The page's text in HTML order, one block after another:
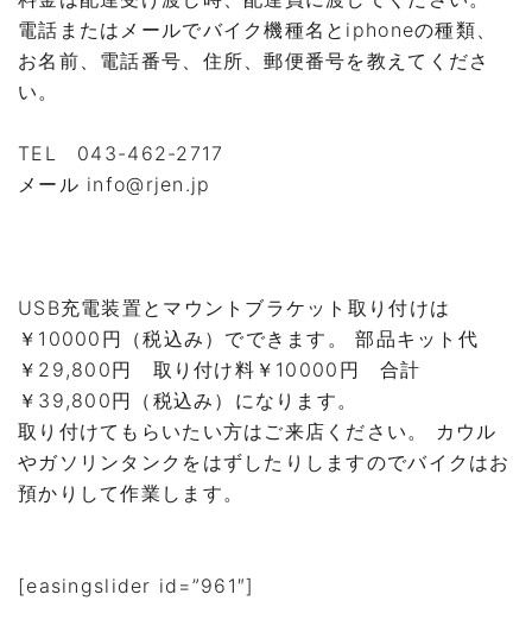
電話またはメールでバイク機種名とiphoneの種類、
お名前、電話番号、住所、郵便番号を教えてくださ
い。
TEL 043-462-2717
メール info@rjen.jp
USB充電装置とマウントブラケット取り付けは
￥10000円（税込み）でできます。 部品キット代
￥29,800円 取り付け料￥10000円 合計
￥39,800円（税込み）になります。
取り付けてもらいたい方はご来店ください。 カウル
やガソリンタンクをはずしたりしますのでバイクはお
預かりして作業します。
[easingslider id=”961″]